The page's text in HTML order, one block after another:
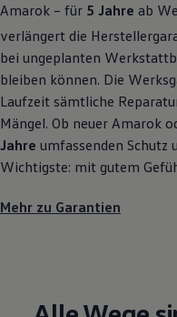
Amarok – für 5 Jahre ab
verlängert die
bei ungeplanten
bleiben können. Die
Laufzeit sämtliche
Mängel. Ob neuer Amarok
Jahre umfassenden Schutz
Wichtigste: mit gutem
Mehr zu Garantien